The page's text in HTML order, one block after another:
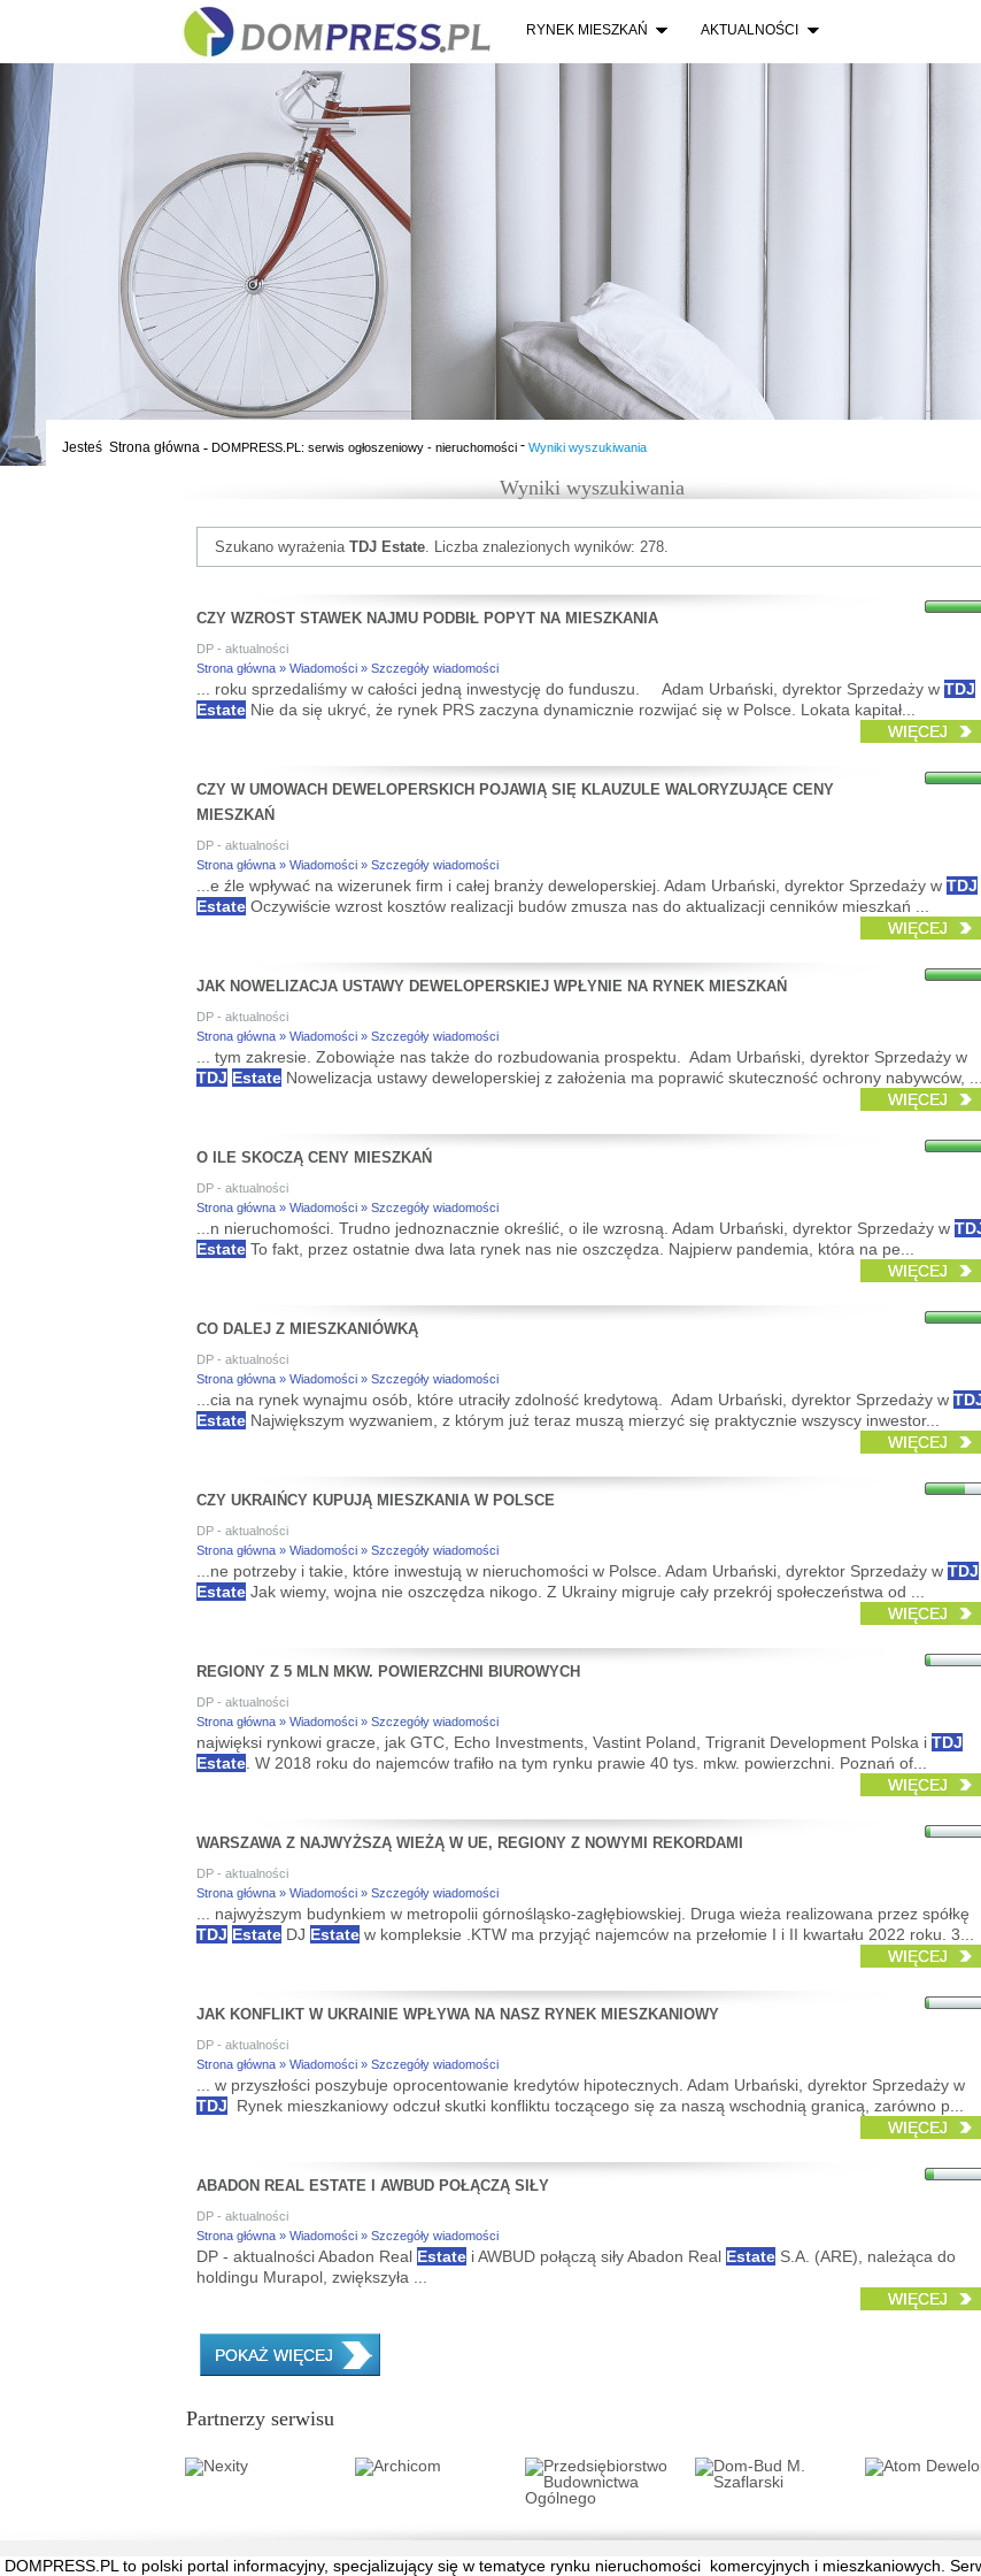
RYNEK MIESZKAŃ AKTUALNOŚCI
Jesteś Strona główna - DOMPRESS.PL: serwis ogłoszeniowy - nieruchomości - Wyniki wyszukiwania
Wyniki wyszukiwania
Szukano wyrażenia TDJ Estate. Liczba znalezionych wyników: 278.
CZY WZROST STAWEK NAJMU PODBIŁ POPYT NA MIESZKANIA
DP - aktualności
Strona główna » Wiadomości » Szczegóły wiadomości
... roku sprzedaliśmy w całości jedną inwestycję do funduszu. Adam Urbański, dyrektor Sprzedaży w TDJ
Estate Nie da się ukryć, że rynek PRS zaczyna dynamicznie rozwijać się w Polsce. Lokata kapitał...
WIĘCEJ
CZY W UMOWACH DEWELOPERSKICH POJAWIĄ SIĘ KLAUZULE WALORYZUJĄCE CENY
MIESZKAŃ
DP - aktualności
Strona główna » Wiadomości » Szczegóły wiadomości
...e źle wpływać na wizerunek firm i całej branży deweloperskiej. Adam Urbański, dyrektor Sprzedaży w TDJ
Estate Oczywiście wzrost kosztów realizacji budów zmusza nas do aktualizacji cenników mieszkań ...
WIĘCEJ
JAK NOWELIZACJA USTAWY DEWELOPERSKIEJ WPŁYNIE NA RYNEK MIESZKAŃ
DP - aktualności
Strona główna » Wiadomości » Szczegóły wiadomości
... tym zakresie. Zobowiąże nas także do rozbudowania prospektu. Adam Urbański, dyrektor Sprzedaży w
TDJ Estate Nowelizacja ustawy deweloperskiej z założenia ma poprawić skuteczność ochrony nabywców, ...
WIĘCEJ
O ILE SKOCZĄ CENY MIESZKAŃ
DP - aktualności
Strona główna » Wiadomości » Szczegóły wiadomości
...n nieruchomości. Trudno jednoznacznie określić, o ile wzrosną. Adam Urbański, dyrektor Sprzedaży w
Estate To fakt, przez ostatnie dwa lata rynek nas nie oszczędza. Najpierw pandemia, która na pe...
WIĘCEJ
CO DALEJ Z MIESZKANIÓWKĄ
DP - aktualności
Strona główna » Wiadomości » Szczegóły wiadomości
...cia na rynek wynajmu osób, które utraciły zdolność kredytową. Adam Urbański, dyrektor Sprzedaży w
Estate Największym wyzwaniem, z którym już teraz muszą mierzyć się praktycznie wszyscy inwestor...
WIĘCEJ
CZY UKRAIŃCY KUPUJĄ MIESZKANIA W POLSCE
DP - aktualności
Strona główna » Wiadomości » Szczegóły wiadomości
...ne potrzeby i takie, które inwestują w nieruchomości w Polsce. Adam Urbański, dyrektor Sprzedaży w TDJ
Estate Jak wiemy, wojna nie oszczędza nikogo. Z Ukrainy migruje cały przekrój społeczeństwa od ...
WIĘCEJ
REGIONY Z 5 MLN MKW. POWIERZCHNI BIUROWYCH
DP - aktualności
Strona główna » Wiadomości » Szczegóły wiadomości
najwięksi rynkowi gracze, jak GTC, Echo Investments, Vastint Poland, Trigranit Development Polska i TDJ
Estate . W 2018 roku do najemców trafiło na tym rynku prawie 40 tys. mkw. powierzchni. Poznań of...
WIĘCEJ
WARSZAWA Z NAJWYŻSZĄ WIEŻĄ W UE, REGIONY Z NOWYMI REKORDAMI
DP - aktualności
Strona główna » Wiadomości » Szczegóły wiadomości
... najwyższym budynkiem w metropolii górnośląsko-zagłębiowskiej. Druga wieża realizowana przez spółkę
TDJ Estate DJ Estate w kompleksie .KTW ma przyjąć najemców na przełomie I i II kwartału 2022 roku. 3...
WIĘCEJ
JAK KONFLIKT W UKRAINIE WPŁYWA NA NASZ RYNEK MIESZKANIOWY
DP - aktualności
Strona główna » Wiadomości » Szczegóły wiadomości
... w przyszłości poszybuje oprocentowanie kredytów hipotecznych. Adam Urbański, dyrektor Sprzedaży w
TDJ Rynek mieszkaniowy odczuł skutki konfliktu toczącego się za naszą wschodnią granicą, zarówno p...
WIĘCEJ
ABADON REAL ESTATE I AWBUD POŁĄCZĄ SIŁY
DP - aktualności
Strona główna » Wiadomości » Szczegóły wiadomości
DP - aktualności Abadon Real Estate i AWBUD połączą siły Abadon Real Estate S.A. (ARE), należąca do
holdingu Murapol, zwiększyła ...
WIĘCEJ
POKAŻ WIĘCEJ
Partnerzy serwisu
DOMPRESS.PL to polski portal informacyjny, specjalizujący się w tematyce rynku nieruchomości komercyjnych i mieszkaniowych.